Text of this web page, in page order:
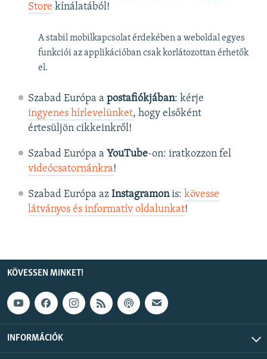
Store kínálatából!
A stabil mobilkapcsolat érdekében a weboldal egyes
funkciói az applikációban csak korlátozottan érhetők
el.
Szabad Európa a postafiókjában: kérje
ingyenes hírlevelünket, hogy elsőként
értesüljön cikkeinkről!
Szabad Európa a YouTube-on: iratkozzon fel
videócsatornánkra!
Szabad Európa az Instagramonis: kövesse
látványos és informatív oldalunkat! ​
KÖVESSEN MINKET!
INFORMÁCIÓK